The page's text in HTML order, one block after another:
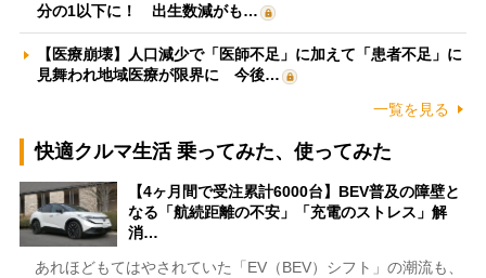
分の1以下に！ 出生数減がも…
【医療崩壊】人口減少で「医師不足」に加えて「患者不足」に
見舞われ地域医療が限界に 今後…
一覧を見る
快適クルマ生活 乗ってみた、使ってみた
【4ヶ月間で受注累計6000台】BEV普及の障壁と
なる「航続距離の不安」「充電のストレス」解
消…
あれほどもてはやされていた「EV（BEV）シフト」の潮流も、